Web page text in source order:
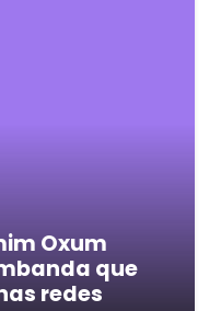
Oxum
que
redes